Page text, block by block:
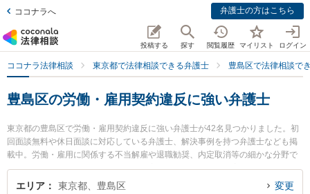
ココナラへ 弁護士の方はこちら
投稿する 探す 閲覧履歴 マイリスト ログイン
ココナラ法律相談 東京都で法律相談できる弁護士 豊島区で法律相談で
豊島区の労働・雇用契約違反に強い弁護士
東京都の豊島区で労働・雇用契約違反に強い弁護士が42名見つかりました。初
回面談無料や休日面談に対応している弁護士、解決事例を持つ弁護士なども掲
載中。労働・雇用に関係する不当解雇や退職勧奨、内定取消等の細かな分野で
の絞り込み検索もでき便利です。特に増井総合法律事務所の増井 邦繁弁護士や
弁護士法人コスモポリタン法律事務所の石垣 晋弁護士、弁護士法人コスモポリ
エリア 東京都、豊島区 変更